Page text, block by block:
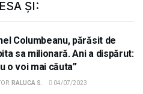
ȘI:
Columbeanu, părăsit de
sa milionară. Ani a dispărut:
o voi mai căuta”
RALUCA S. 04/07/2023